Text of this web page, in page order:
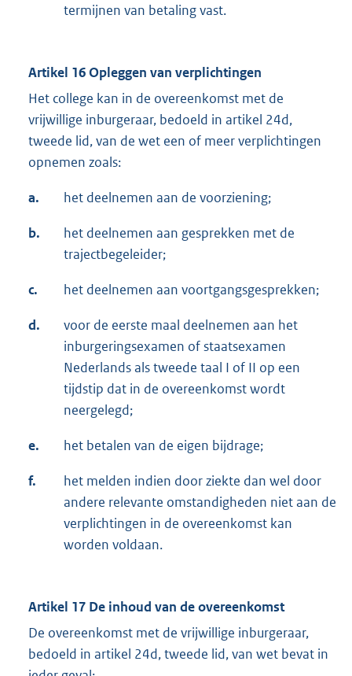
termijnen van betaling vast.
Artikel 16 Opleggen van verplichtingen
Het college kan in de overeenkomst met de
vrijwillige inburgeraar, bedoeld in artikel 24d,
tweede lid, van de wet een of meer verplichtingen
opnemen zoals:
a. het deelnemen aan de voorziening;
b.
het deelnemen aan gesprekken met de
trajectbegeleider;
c. het deelnemen aan voortgangsgesprekken;
d.
voor de eerste maal deelnemen aan het
inburgeringsexamen of staatsexamen
Nederlands als tweede taal I of II op een
tijdstip dat in de overeenkomst wordt
neergelegd;
e. het betalen van de eigen bijdrage;
f.
het melden indien door ziekte dan wel door
andere relevante omstandigheden niet aan de
verplichtingen in de overeenkomst kan
worden voldaan.
Artikel 17 De inhoud van de overeenkomst
De overeenkomst met de vrijwillige inburgeraar,
bedoeld in artikel 24d, tweede lid, van wet bevat in